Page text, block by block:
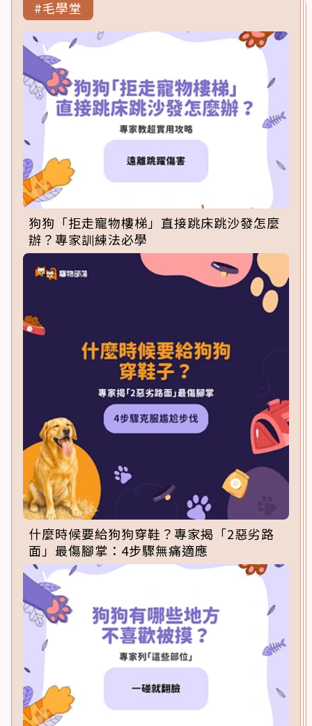
#毛學堂
狗狗「拒走寵物樓梯」直接跳床跳沙發怎麼
辦？專家訓練法必學
什麼時候要給狗狗穿鞋？專家揭「2惡劣路
面」最傷腳掌：4步驟無痛適應